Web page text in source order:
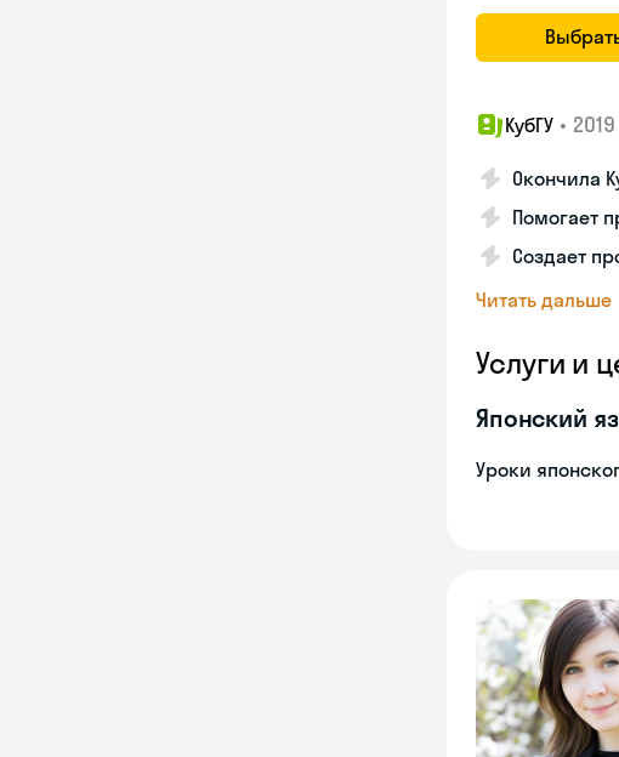
КубГУ • 2019
Окончила
Помогает
Создает
Читать дальше
Услуги и
Японский
Уроки